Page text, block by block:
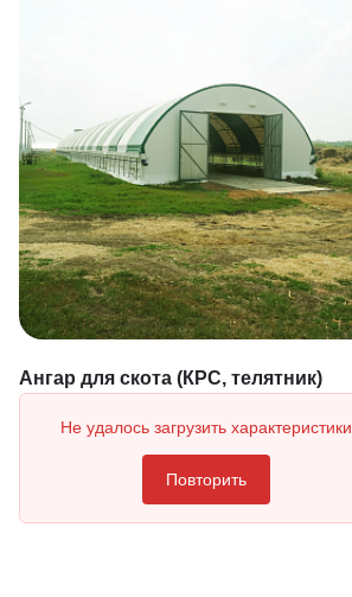
Ангар для скота (КРС, телятник)
Не удалось загрузить характеристики
Повторить